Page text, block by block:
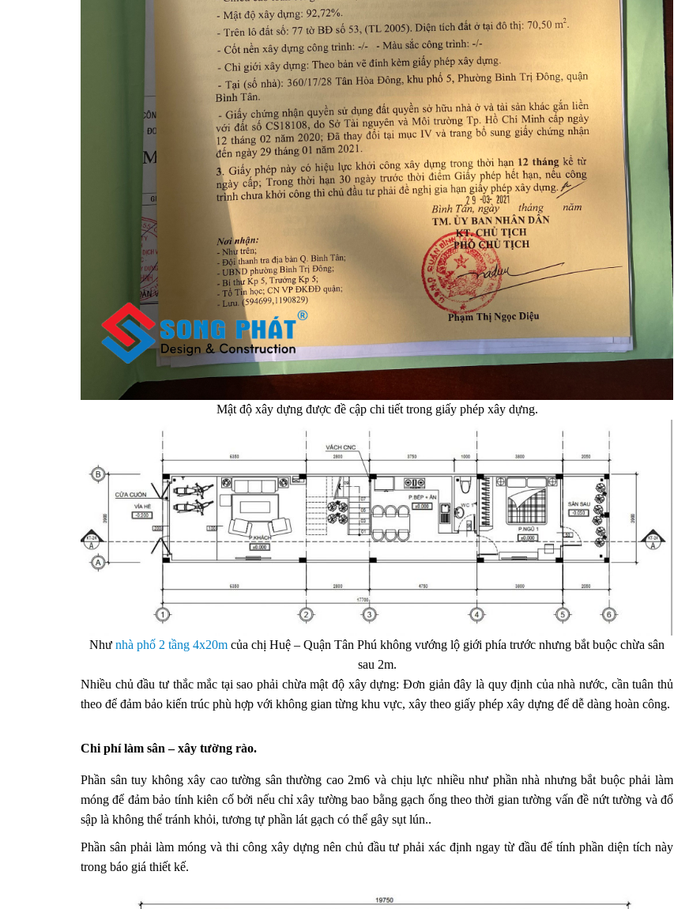
Mật độ xây dựng được đề cập chi tiết trong giấy phép xây dựng.
Như nhà phố 2 tầng 4x20m của chị Huệ – Quận Tân Phú không vướng lộ giới phía trước nhưng bắt buộc chừa sân
sau 2m.
Nhiều chủ đầu tư thắc mắc tại sao phải chừa mật độ xây dựng: Đơn giản đây là quy định của nhà nước, cần tuân thủ
theo để đảm bảo kiến trúc phù hợp với không gian từng khu vực, xây theo giấy phép xây dựng để dễ dàng hoàn công.
Chi phí làm sân – xây tường rào.
Phần sân tuy không xây cao tường sân thường cao 2m6 và chịu lực nhiều như phần nhà nhưng bắt buộc phải làm
móng để đảm bảo tính kiên cố bởi nếu chỉ xây tường bao bằng gạch ống theo thời gian tường vấn đề nứt tường và đổ
sập là không thể tránh khỏi, tương tự phần lát gạch có thể gây sụt lún..
Phần sân phải làm móng và thi công xây dựng nên chủ đầu tư phải xác định ngay từ đầu để tính phần diện tích này
trong báo giá thiết kế.